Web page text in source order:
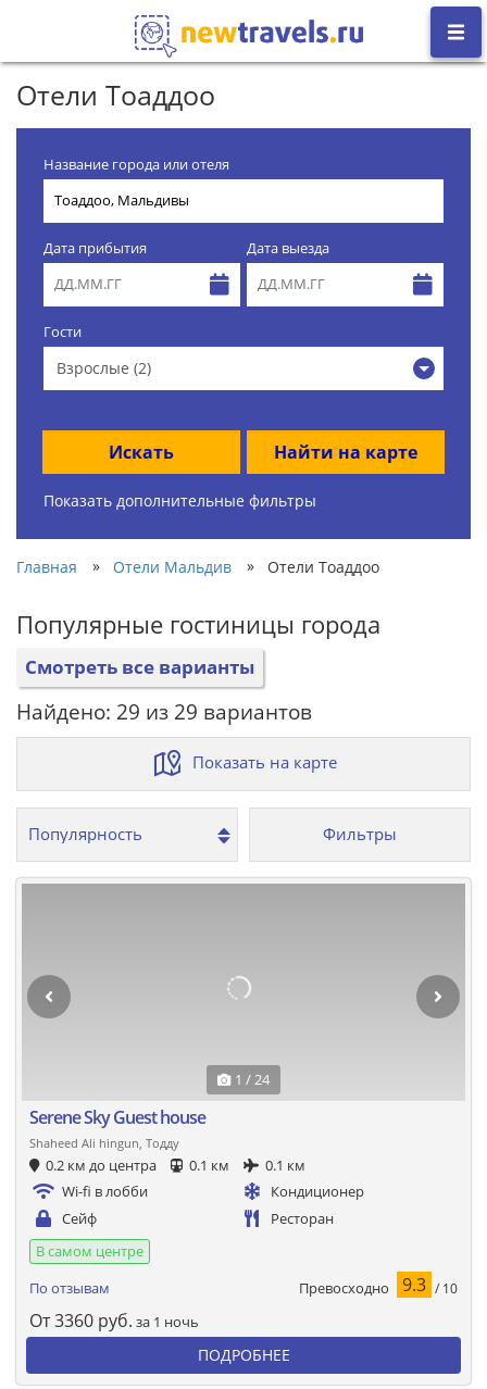
Отели Тоаддоо
Название города или отеля
Дата прибытия Дата выезда
Гости
Взрослые (2)
Искать Найти на карте
Показать дополнительные фильтры
Главная » Отели Мальдив » Отели Тоаддоо
Популярные гостиницы города
Смотреть все варианты
Найдено: 29 из 29 вариантов
Показать на карте
Фильтры
1 / 24
Serene Sky Guest house
Shaheed Ali hingun, Тодду
0.2 км до центра 0.1 км
0.1 км
Wi-fi в лобби
Кондиционер
Сейф
Ресторан
В самом центре
По отзывам
Превосходно 9.3 / 10
От3360 руб. за 1 ночь
ПОДРОБНЕЕ